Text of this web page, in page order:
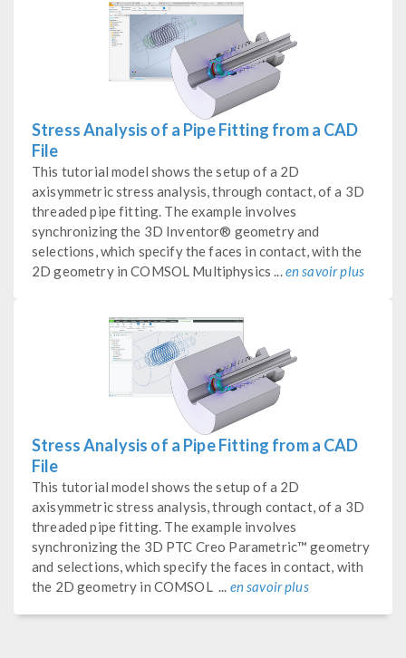
Stress Analysis of a Pipe Fitting from a CAD
File
This tutorial model shows the setup of a 2D
axisymmetric stress analysis, through contact, of a 3D
threaded pipe fitting. The example involves
synchronizing the 3D Inventor® geometry and
selections, which specify the faces in contact, with the
2D geometry in COMSOL Multiphysics ...en savoir plus
Stress Analysis of a Pipe Fitting from a CAD
File
This tutorial model shows the setup of a 2D
axisymmetric stress analysis, through contact, of a 3D
threaded pipe fitting. The example involves
synchronizing the 3D PTC Creo Parametric™ geometry
and selections, which specify the faces in contact, with
the 2D geometry in COMSOL ... en savoir plus